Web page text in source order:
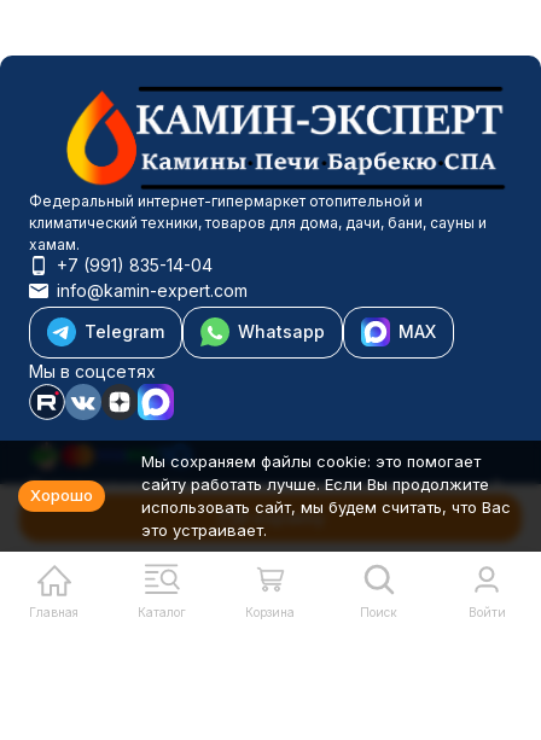
В корзину
Главная Каталог Корзина Поиск Войти
Федеральный интернет-гипермаркет отопительной и
климатический техники, товаров для дома, дачи, бани, сауны и
хамам.
+7 (991) 835-14-04
info@kamin-expert.com
Telegram
Whatsapp
MAX
Мы в соцсетях
Каталог товаров
Компания
Информация
Политика персональных данных
© 2001-2026 Камин-Эксперт ИП Понюхов В. А. ОГРНИП
326527500040181
Хорошо
Мы сохраняем файлы cookie: это помогает
сайту работать лучше. Если Вы продолжите
использовать сайт, мы будем считать, что Вас
это устраивает.